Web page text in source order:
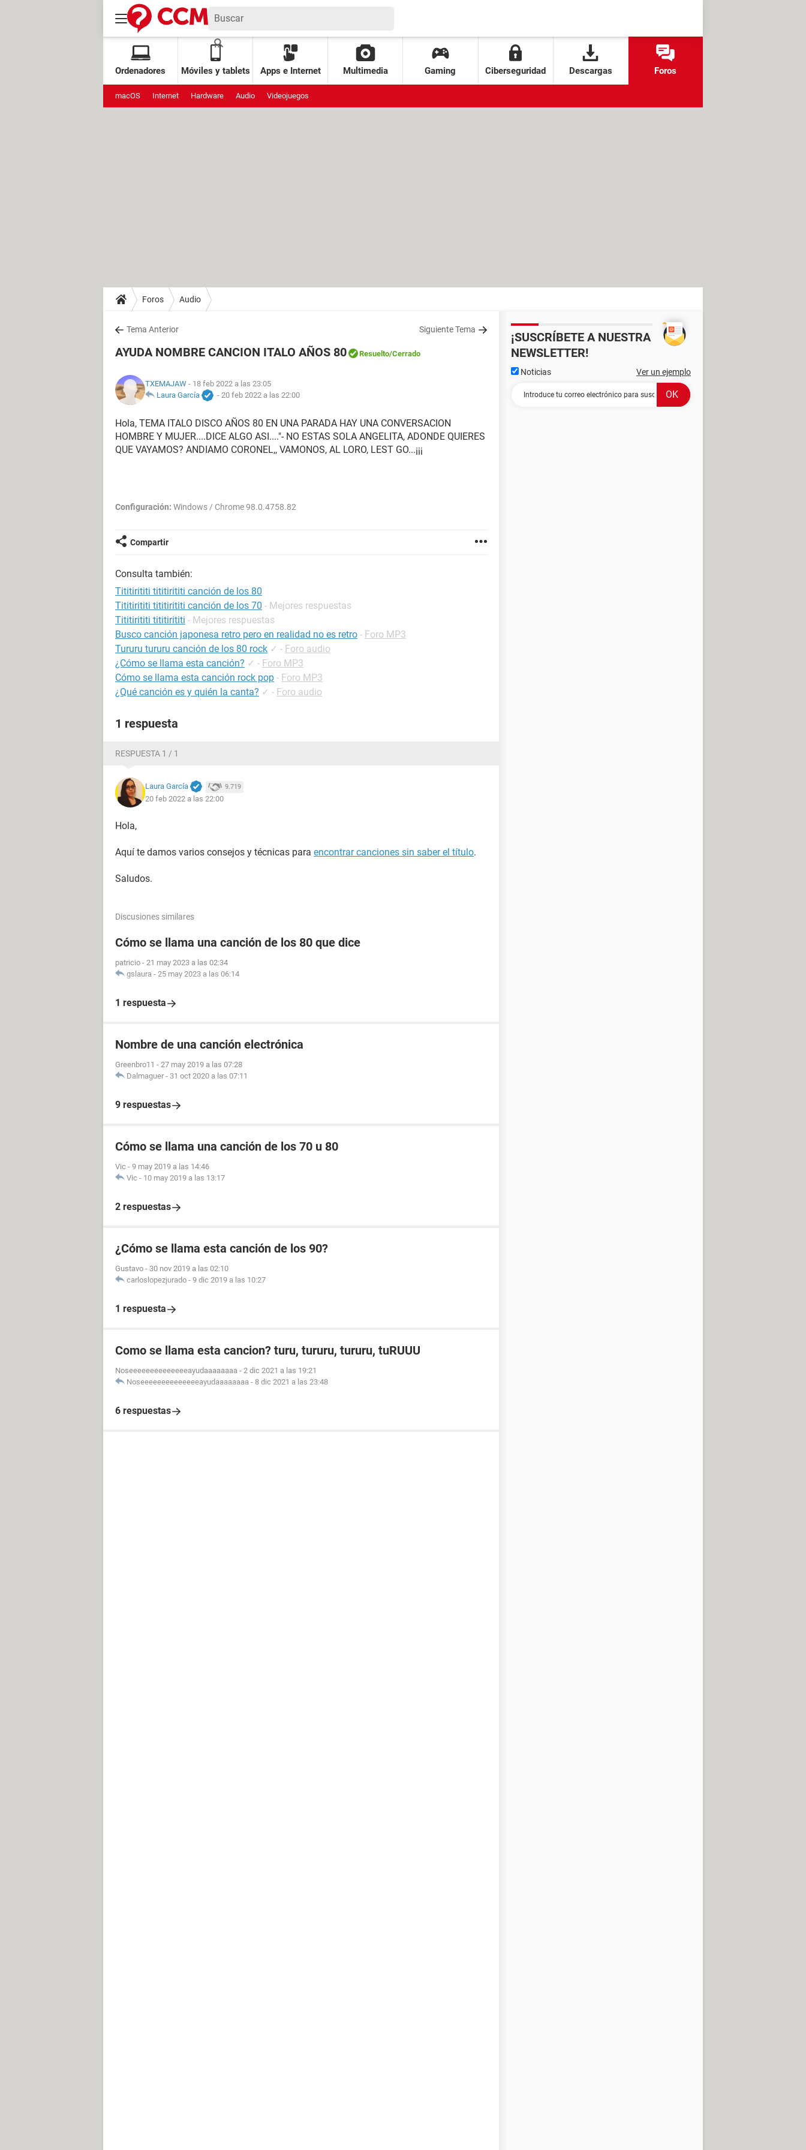
Ordenadores Móviles y tablets Apps e Internet Multimedia Gaming Ciberseguridad Descargas Foros
macOS Internet Hardware Audio Videojuegos
Foros Audio
Tema Anterior Siguiente Tema
AYUDA NOMBRE CANCION ITALO AÑOS 80 Resuelto/Cerrado
TXEMAJAW - 18 feb 2022 a las 23:05
Laura García
- 20 feb 2022 a las 22:00
Hola, TEMA ITALO DISCO AÑOS 80 EN UNA PARADA HAY UNA CONVERSACION
HOMBRE Y MUJER....DICE ALGO ASI...."- NO ESTAS SOLA ANGELITA, ADONDE QUIERES
QUE VAYAMOS? ANDIAMO CORONEL,, VAMONOS, AL LORO, LEST GO...¡¡¡
Configuración: Windows / Chrome 98.0.4758.82
Compartir
Consulta también:
Tititirititi tititirititi canción de los 80
Tititirititi tititirititi canción de los 70 - Mejores respuestas
Tititirititi tititirititi - Mejores respuestas
Busco canción japonesa retro pero en realidad no es retro - Foro MP3
Tururu tururu canción de los 80 rock ✓ - Foro audio
¿Cómo se llama esta canción? ✓ - Foro MP3
Cómo se llama esta canción rock pop - Foro MP3
¿Qué canción es y quién la canta? ✓ - Foro audio
1 respuesta
RESPUESTA 1 / 1
Laura García 9.719
20 feb 2022 a las 22:00
Hola,
Aquí te damos varios consejos y técnicas para encontrar canciones sin saber el título.
Saludos.
Discusiones similares
Cómo se llama una canción de los 80 que dice
patricio - 21 may 2023 a las 02:34
gslaura - 25 may 2023 a las 06:14
1 respuesta
Nombre de una canción electrónica
Greenbro11 - 27 may 2019 a las 07:28
Dalmaguer - 31 oct 2020 a las 07:11
9 respuestas
Cómo se llama una canción de los 70 u 80
Vic - 9 may 2019 a las 14:46
Vic - 10 may 2019 a las 13:17
2 respuestas
¿Cómo se llama esta canción de los 90?
Gustavo - 30 nov 2019 a las 02:10
carloslopezjurado - 9 dic 2019 a las 10:27
1 respuesta
Como se llama esta cancion? turu, tururu, tururu, tuRUUU
Noseeeeeeeeeeeeeeayudaaaaaaaa - 2 dic 2021 a las 19:21
Noseeeeeeeeeeeeeeayudaaaaaaaa - 8 dic 2021 a las 23:48
6 respuestas
¡SUSCRÍBETE A NUESTRA
NEWSLETTER!
Noticias Ver un ejemplo